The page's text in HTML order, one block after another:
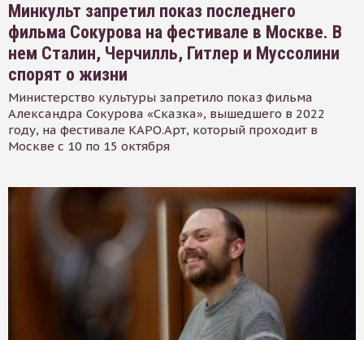
Минкульт запретил показ последнего
фильма Сокурова на фестивале в Москве. В
нем Сталин, Черчилль, Гитлер и Муссолини
спорят о жизни
Министерство культуры запретило показ фильма
Александра Сокурова «Сказка», вышедшего в 2022
году, на фестивале КАРО.Арт, который проходит в
Москве с 10 по 15 октября